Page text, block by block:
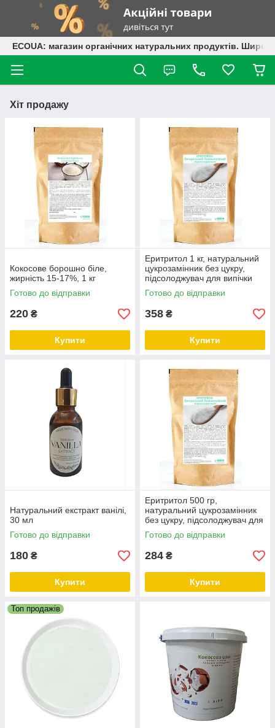
ECOUA: магазин органічних натуральних продуктів.
Хіт продажу
Кокосове борошно біле,
жирність 15-17%, 1 кг
Готово до відправки
220 ₴
Купити
Еритритол 1 кг, натуральний
цукрозамінник без цукру,
підсолоджувач для випічки
Готово до відправки
358 ₴
Купити
Натуральний екстракт ванілі,
30 мл
Готово до відправки
180 ₴
Купити
Еритритол 500 гр,
натуральний цукрозамінник
без цукру, підсолоджувач для
випічки
Готово до відправки
284 ₴
Купити
Топ продажів